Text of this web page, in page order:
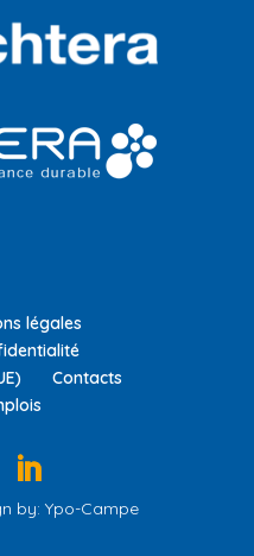
légales
Contacts
by: Ypo-Campe